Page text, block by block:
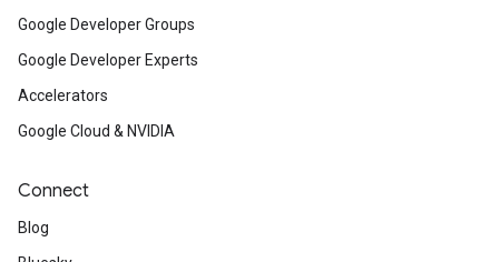
Google Developer Groups
Google Developer Experts
Accelerators
Google Cloud & NVIDIA
Connect
Blog